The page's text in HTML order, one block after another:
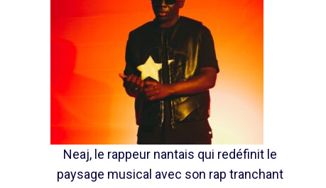
Neaj, le rappeur nantais qui redéfinit le
paysage musical avec son rap tranchant